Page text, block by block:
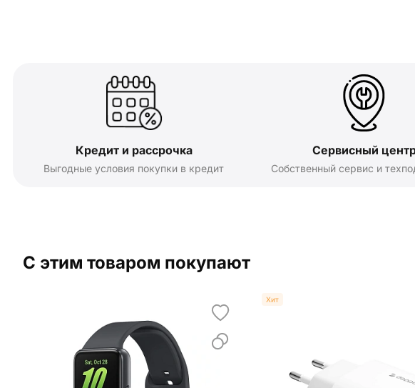
Кредит и рассрочка
Выгодные условия покупки в кредит
Сервисный
Собственный сервис и
С этим товаром покупают
Хит